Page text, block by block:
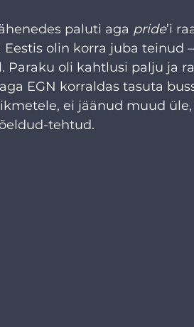
paluti aga pride’i
olin korra juba teinud
Paraku oli kahtlusi palju ja
EGN korraldas tasuta
ei jäänud muud
tehtud.